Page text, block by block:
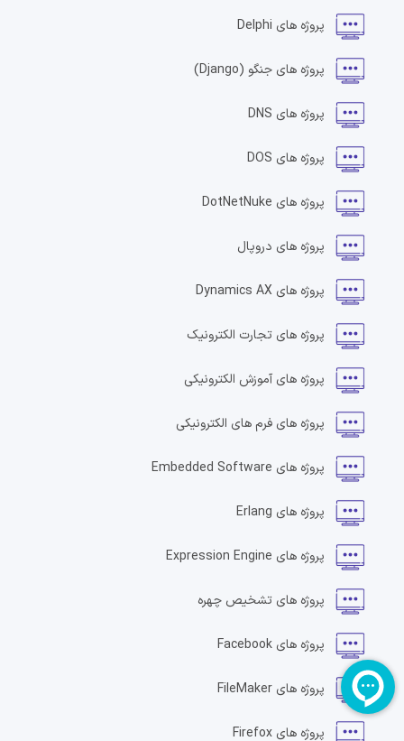
پروژه های Delphi
پروژه های جنگو (Django)
پروژه های DNS
پروژه های DOS
پروژه های DotNetNuke
پروژه های دروپال
پروژه های Dynamics AX
پروژه های تجارت الکترونیک
پروژه های آموزش الکترونیکی
پروژه های فرم های الکترونیکی
پروژه های Embedded Software
پروژه های Erlang
پروژه های Expression Engine
پروژه های تشخیص چهره
پروژه های Facebook
پروژه های FileMaker
پروژه های Firefox